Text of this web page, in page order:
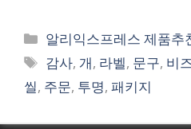
Categories
알리익스프레스 제품추
Tags
감사, 개, 라벨, 문구, 비
씰, 주문, 투명, 패키지